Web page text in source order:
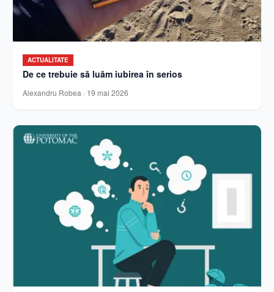
ACTUALITATE
De ce trebuie să luăm iubirea în serios
Alexandru Robea · 19 mai 2026